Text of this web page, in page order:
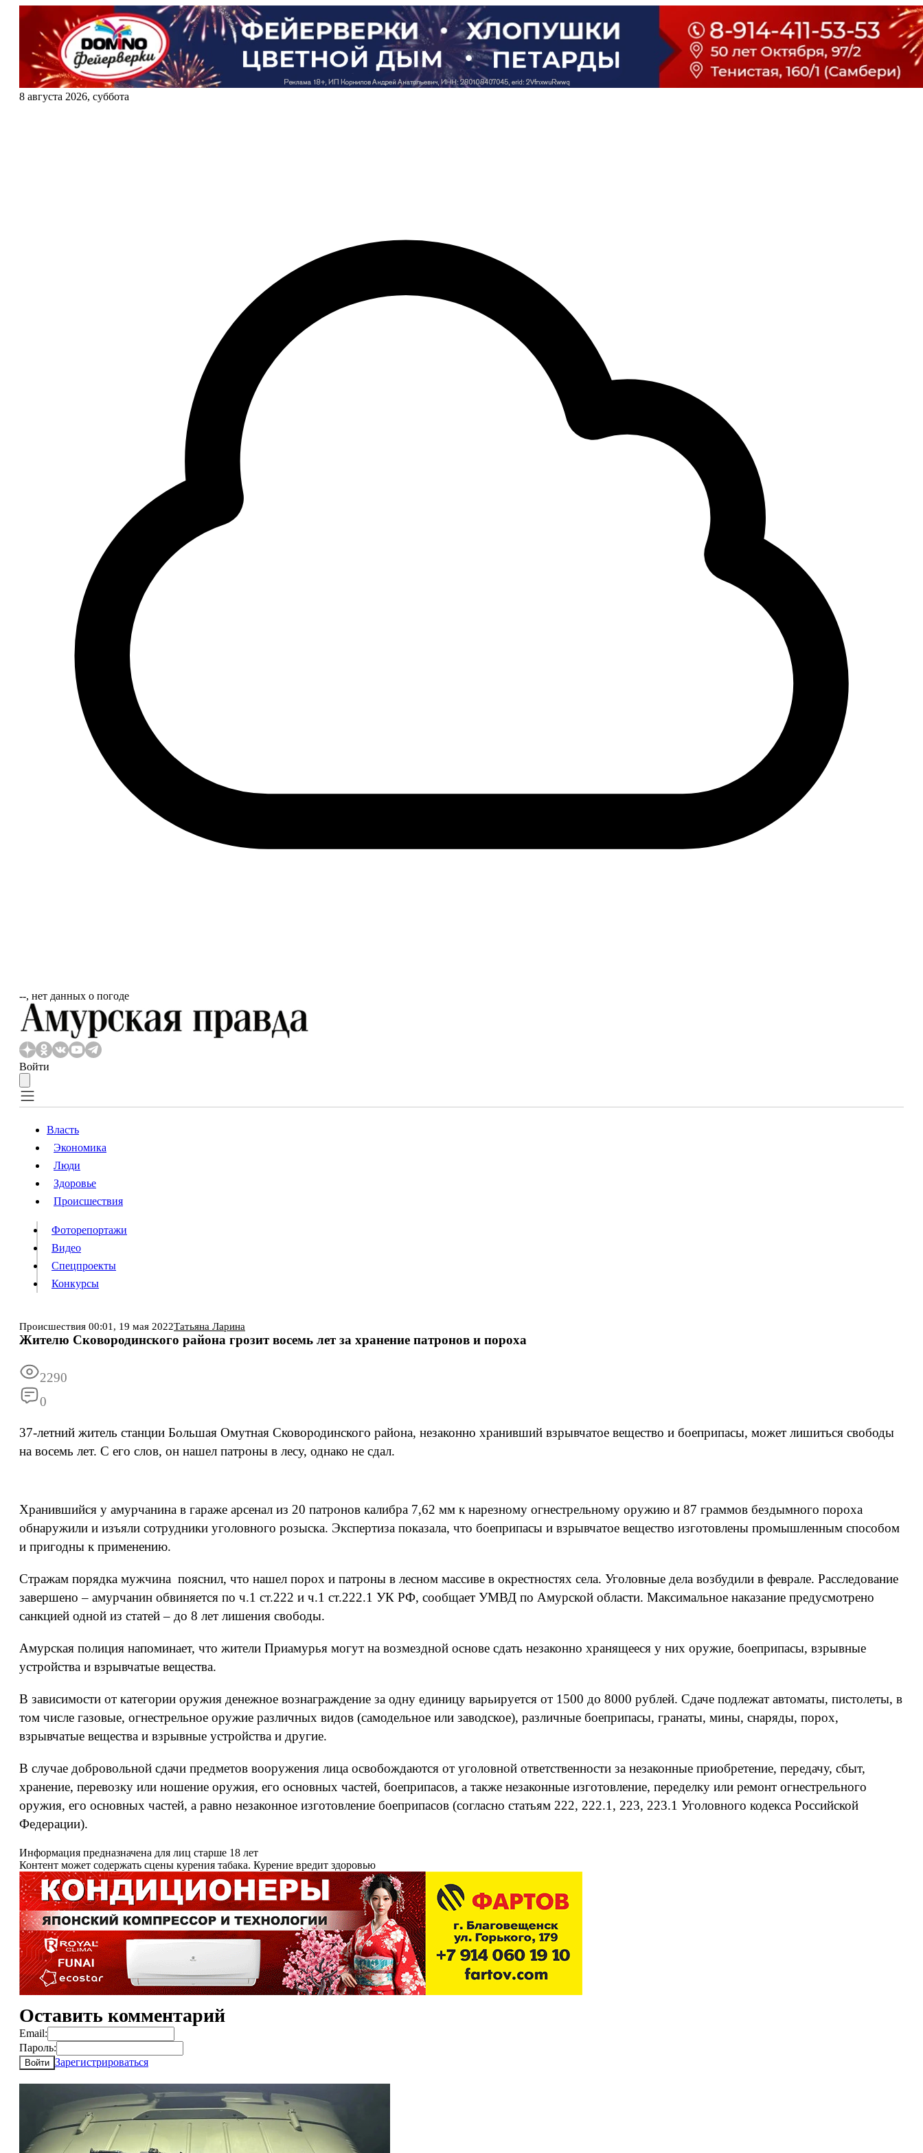
8 августа 2026, суббота
‐‐, нет данных о погоде
Войти
Власть
Происшествия
Видео
Конкурсы
Информация
Власть
Экономика
Люди
Здоровье
Происшествия
Фоторепортажи
Видео
Спецпроекты
Конкурсы
Происшествия 00:01, 19 мая 2022Татьяна Ларина
Жителю Сковородинского района грозит восемь лет за хранение патронов и пороха
2290
0
37-летний житель станции Большая Омутная Сковородинского района, незаконно хранивший взрывчатое вещество и боеприпасы, может лишиться свободы
на восемь лет. С его слов, он нашел патроны в лесу, однако не сдал.
Хранившийся у амурчанина в гараже арсенал из 20 патронов калибра 7,62 мм к нарезному огнестрельному оружию и 87 граммов бездымного пороха
обнаружили и изъяли сотрудники уголовного розыска. Экспертиза показала, что боеприпасы и взрывчатое вещество изготовлены промышленным способом
и пригодны к применению.
Стражам порядка мужчина пояснил, что нашел порох и патроны в лесном массиве в окрестностях села. Уголовные дела возбудили в феврале. Расследование
завершено – амурчанин обвиняется по ч.1 ст.222 и ч.1 ст.222.1 УК РФ, сообщает УМВД по Амурской области. Максимальное наказание предусмотрено
санкцией одной из статей – до 8 лет лишения свободы.
Амурская полиция напоминает, что жители Приамурья могут на возмездной основе сдать незаконно хранящееся у них оружие, боеприпасы, взрывные
устройства и взрывчатые вещества.
В зависимости от категории оружия денежное вознаграждение за одну единицу варьируется от 1500 до 8000 рублей. Сдаче подлежат автоматы, пистолеты, в
том числе газовые, огнестрельное оружие различных видов (самодельное или заводское), различные боеприпасы, гранаты, мины, снаряды, порох,
взрывчатые вещества и взрывные устройства и другие.
В случае добровольной сдачи предметов вооружения лица освобождаются от уголовной ответственности за незаконные приобретение, передачу, сбыт,
хранение, перевозку или ношение оружия, его основных частей, боеприпасов, а также незаконные изготовление, переделку или ремонт огнестрельного
оружия, его основных частей, а равно незаконное изготовление боеприпасов (согласно статьям 222, 222.1, 223, 223.1 Уголовного кодекса Российской
Федерации).
Информация предназначена для лиц старше 18 лет
Контент может содержать сцены курения табака. Курение вредит здоровью
Оставить комментарий
Email:
Пароль:
Войти Зарегистрироваться